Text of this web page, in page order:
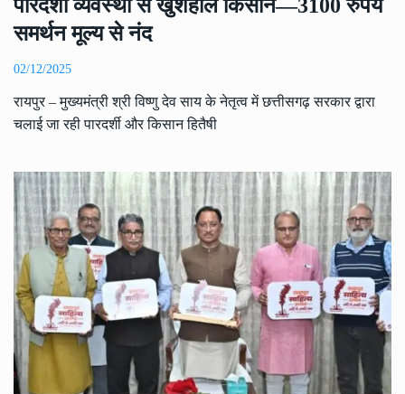
पारदर्शी व्यवस्था से खुशहाल किसान—3100 रुपये
समर्थन मूल्य से नंद
02/12/2025
रायपुर – मुख्यमंत्री श्री विष्णु देव साय के नेतृत्व में छत्तीसगढ़ सरकार द्वारा
चलाई जा रही पारदर्शी और किसान हितैषी